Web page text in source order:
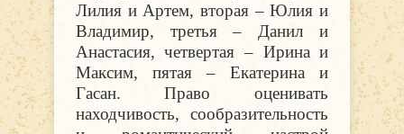
Лилия и Артем, вторая – Юлия и
Владимир, третья – Данил и
Анастасия, четвертая – Ирина и
Максим, пятая – Екатерина и
Гасан. Право оценивать
находчивость, сообразительность